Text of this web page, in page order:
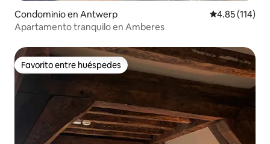
Condominio en Antwerp Calificación
4.85 (114)
Apartamento tranquilo en Amberes
Favorito entre huéspedes
Favorito entre huéspedes